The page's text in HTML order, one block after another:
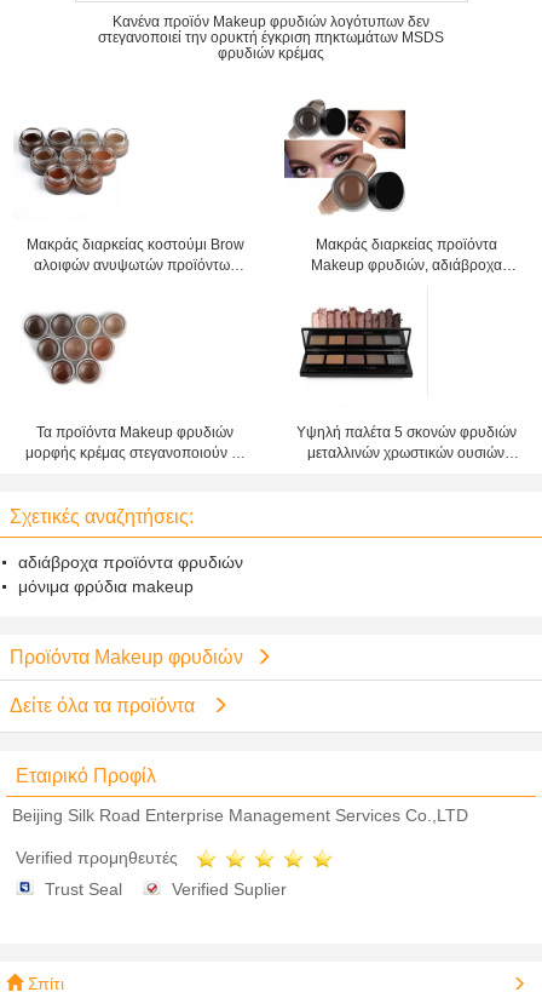
Κανένα προϊόν Makeup φρυδιών λογότυπων δεν
στεγανοποιεί την ορυκτή έγκριση πηκτωμάτων MSDS
φρυδιών κρέμας
Μακράς διαρκείας κοστούμι Brow
αλοιφών ανυψωτών προϊόντων
Μακράς διαρκείας προϊόντα
Makeup φρυδιών, αδιάβροχα
φρυδιών
Τα προϊόντα Makeup φρυδιών
μορφής κρέμας στεγανοποιούν τα
Υψηλή παλέτα 5 σκονών φρυδιών
μεταλλινών χρωστικών ουσιών
Σχετικές αναζητήσεις:
αδιάβροχα προϊόντα φρυδιών
μόνιμα φρύδια makeup
Προϊόντα Makeup φρυδιών
Δείτε όλα τα προϊόντα
Εταιρικό Προφίλ
Beijing Silk Road Enterprise Management Services Co.,LTD
Verified προμηθευτές
Trust Seal
Verified Suplier
Σπίτι